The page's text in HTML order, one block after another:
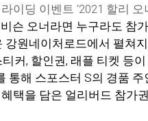
이딩 이벤트 ‘2021 할리 오
슨 오너라면 누구라도 참
원네이처로드에서 펼쳐
커, 할인권, 래플 티켓 등
통해 스포스터 S의 경품 주
택을 담은 얼리버드 참가